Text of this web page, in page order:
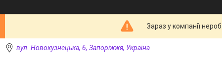
Зараз у компанії
вул. Новокузнецька, 6, Запоріжжя, Україна